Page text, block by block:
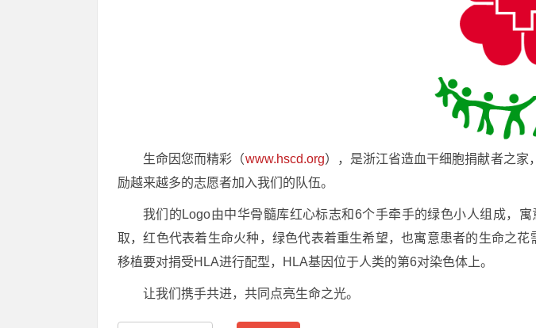
生命因您而精彩（www.hscd.org），是浙江省造血干细胞捐献者之
励越来越多的志愿者加入我们的队伍。
我们的Logo由中华骨髓库红心标志和6个手牵手的绿色小人组成，
取，红色代表着生命火种，绿色代表着重生希望，也寓意患者的生命之
移植要对捐受HLA进行配型，HLA基因位于人类的第6对染色体上。
让我们携手共进，共同点亮生命之光。